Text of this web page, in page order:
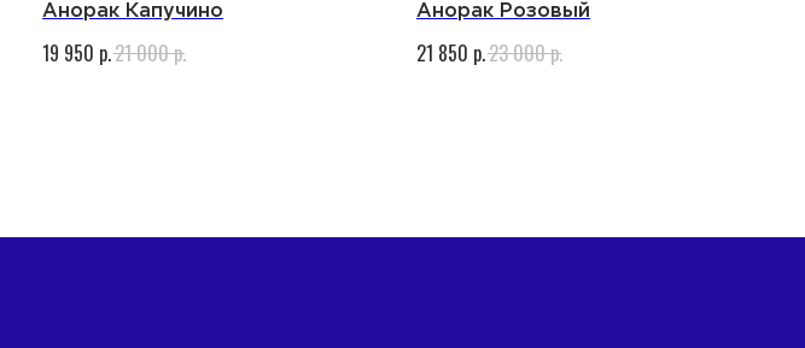
Анорак Капучино
19 950 p.21 000p.
Анорак Розовый
21 850 p.23 000p.